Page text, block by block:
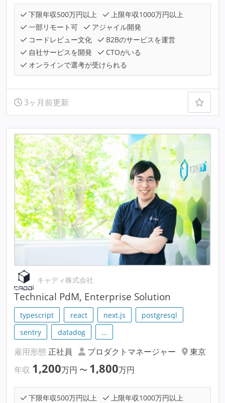
下限年収500万円以上
上限年収1000万円以上
一部リモート可
アジャイル開発
コードレビュー文化
B2Bのサービスを運営
自社サービスを開発
CTOがいる
オンラインで選考が受けられる
3ヶ月前更新
キャディ株式会社
Technical PdM, Enterprise Solution
typescript react next.js
postgresql
sentry
datadog …
雇用形態 正社員 プロダクトマネージャー
東京
年収 1,200万円 〜 1,800万円
下限年収500万円以上
上限年収1000万円以上